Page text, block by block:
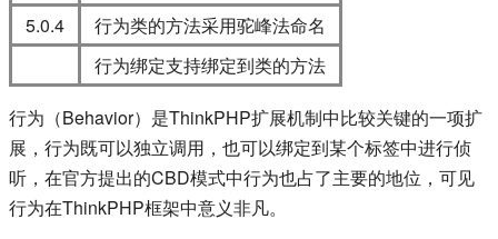
5.0.4
行为类的方法采用驼峰法命名
行为绑定支持绑定到类的方法
行为（Behavior）是ThinkPHP扩展机制中比较关键的一项扩
展，行为既可以独立调用，也可以绑定到某个标签中进行侦
听，在官方提出的CBD模式中行为也占了主要的地位，可见
行为在ThinkPHP框架中意义非凡。